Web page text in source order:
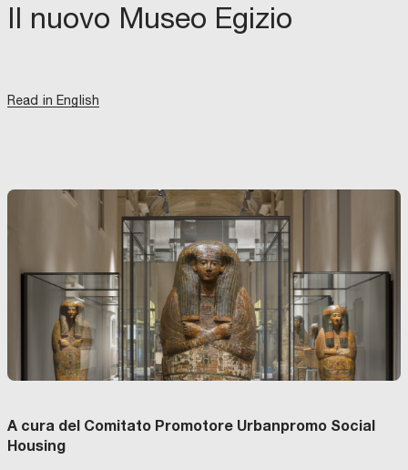
Il nuovo Museo Egizio
Read in English
A cura del Comitato Promotore Urbanpromo Social
Housing